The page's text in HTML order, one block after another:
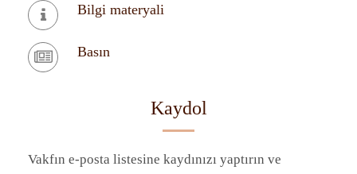
Bilgi materyali
Basın
Kaydol
Vakfın e-posta listesine kaydınızı yaptırın ve